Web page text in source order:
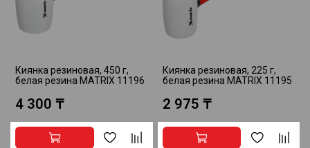
Киянка резиновая, 450 г,
белая резина MATRIX 11196
4 300 ₸
Киянка резиновая, 225 г,
белая резина MATRIX 11195
2 975 ₸